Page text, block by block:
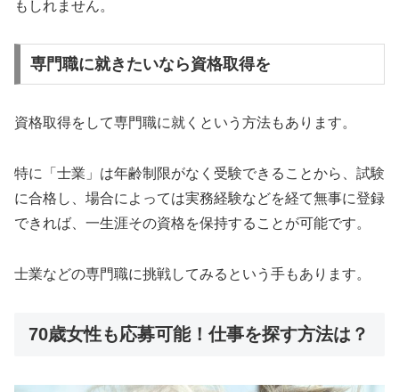
もしれません。
専門職に就きたいなら資格取得を
資格取得をして専門職に就くという方法もあります。
特に「士業」は年齢制限がなく受験できることから、試験
に合格し、場合によっては実務経験などを経て無事に登録
できれば、一生涯その資格を保持することが可能です。
士業などの専門職に挑戦してみるという手もあります。
70歳女性も応募可能！仕事を探す方法は？